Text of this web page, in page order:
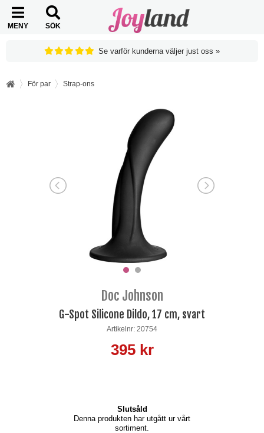
MENY SÖK
Se varför kunderna väljer just oss »
För par Strap-ons
Doc Johnson
G-Spot Silicone Dildo, 17 cm, svart
Artikelnr: 20754
395 kr
Slutsåld
Denna produkten har utgått ur vårt
sortiment.